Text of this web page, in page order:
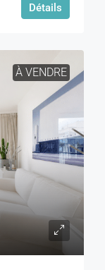
Détails
À VENDRE